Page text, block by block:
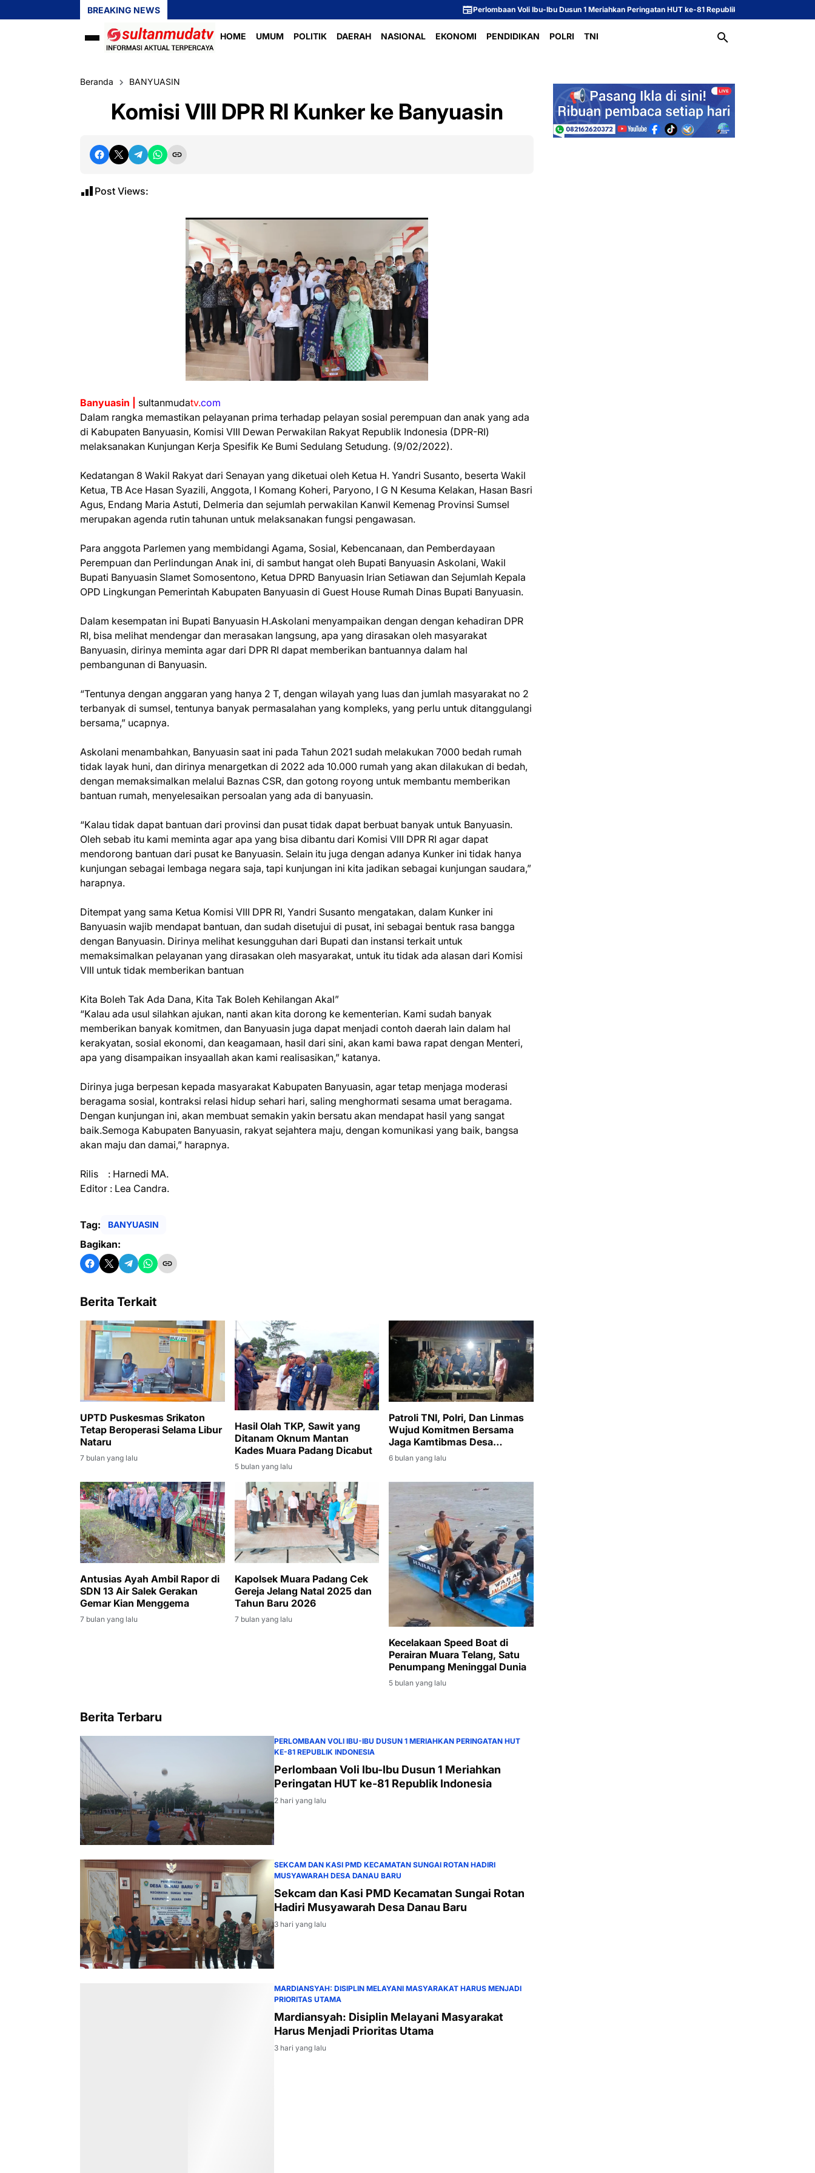
BREAKING NEWS Perlombaan Voli Ibu-Ibu Dusun 1 Meriahkan Peringatan HUT ke-81 Republik Indonesia Sekcam dan Kasi PMD
HOME UMUM POLITIK DAERAH NASIONAL EKONOMI PENDIDIKAN POLRI TNI
Beranda BANYUASIN
Komisi VIII DPR RI Kunker ke Banyuasin
Post Views:
Banyuasin | sultanmudatv.com
Dalam rangka memastikan pelayanan prima terhadap pelayan sosial perempuan dan anak yang ada
di Kabupaten Banyuasin, Komisi VIII Dewan Perwakilan Rakyat Republik Indonesia (DPR-RI)
melaksanakan Kunjungan Kerja Spesifik Ke Bumi Sedulang Setudung. (9/02/2022).
Kedatangan 8 Wakil Rakyat dari Senayan yang diketuai oleh Ketua H. Yandri Susanto, beserta Wakil
Ketua, TB Ace Hasan Syazili, Anggota, I Komang Koheri, Paryono, I G N Kesuma Kelakan, Hasan Basri
Agus, Endang Maria Astuti, Delmeria dan sejumlah perwakilan Kanwil Kemenag Provinsi Sumsel
merupakan agenda rutin tahunan untuk melaksanakan fungsi pengawasan.
Para anggota Parlemen yang membidangi Agama, Sosial, Kebencanaan, dan Pemberdayaan
Perempuan dan Perlindungan Anak ini, di sambut hangat oleh Bupati Banyuasin Askolani, Wakil
Bupati Banyuasin Slamet Somosentono, Ketua DPRD Banyuasin Irian Setiawan dan Sejumlah Kepala
OPD Lingkungan Pemerintah Kabupaten Banyuasin di Guest House Rumah Dinas Bupati Banyuasin.
Dalam kesempatan ini Bupati Banyuasin H.Askolani menyampaikan dengan dengan kehadiran DPR
RI, bisa melihat mendengar dan merasakan langsung, apa yang dirasakan oleh masyarakat
Banyuasin, dirinya meminta agar dari DPR RI dapat memberikan bantuannya dalam hal
pembangunan di Banyuasin.
“Tentunya dengan anggaran yang hanya 2 T, dengan wilayah yang luas dan jumlah masyarakat no 2
terbanyak di sumsel, tentunya banyak permasalahan yang kompleks, yang perlu untuk ditanggulangi
bersama,” ucapnya.
Askolani menambahkan, Banyuasin saat ini pada Tahun 2021 sudah melakukan 7000 bedah rumah
tidak layak huni, dan dirinya menargetkan di 2022 ada 10.000 rumah yang akan dilakukan di bedah,
dengan memaksimalkan melalui Baznas CSR, dan gotong royong untuk membantu memberikan
bantuan rumah, menyelesaikan persoalan yang ada di banyuasin.
“Kalau tidak dapat bantuan dari provinsi dan pusat tidak dapat berbuat banyak untuk Banyuasin.
Oleh sebab itu kami meminta agar apa yang bisa dibantu dari Komisi VIII DPR RI agar dapat
mendorong bantuan dari pusat ke Banyuasin. Selain itu juga dengan adanya Kunker ini tidak hanya
kunjungan sebagai lembaga negara saja, tapi kunjungan ini kita jadikan sebagai kunjungan saudara,”
harapnya.
Ditempat yang sama Ketua Komisi VIII DPR RI, Yandri Susanto mengatakan, dalam Kunker ini
Banyuasin wajib mendapat bantuan, dan sudah disetujui di pusat, ini sebagai bentuk rasa bangga
dengan Banyuasin. Dirinya melihat kesungguhan dari Bupati dan instansi terkait untuk
memaksimalkan pelayanan yang dirasakan oleh masyarakat, untuk itu tidak ada alasan dari Komisi
VIII untuk tidak memberikan bantuan
Kita Boleh Tak Ada Dana, Kita Tak Boleh Kehilangan Akal”
“Kalau ada usul silahkan ajukan, nanti akan kita dorong ke kementerian. Kami sudah banyak
memberikan banyak komitmen, dan Banyuasin juga dapat menjadi contoh daerah lain dalam hal
kerakyatan, sosial ekonomi, dan keagamaan, hasil dari sini, akan kami bawa rapat dengan Menteri,
apa yang disampaikan insyaallah akan kami realisasikan,” katanya.
Dirinya juga berpesan kepada masyarakat Kabupaten Banyuasin, agar tetap menjaga moderasi
beragama sosial, kontraksi relasi hidup sehari hari, saling menghormati sesama umat beragama.
Dengan kunjungan ini, akan membuat semakin yakin bersatu akan mendapat hasil yang sangat
baik.Semoga Kabupaten Banyuasin, rakyat sejahtera maju, dengan komunikasi yang baik, bangsa
akan maju dan damai,” harapnya.
Rilis : Harnedi MA.
Editor : Lea Candra.
Tag: BANYUASIN
Bagikan:
Berita Terkait
UPTD Puskesmas Srikaton
Tetap Beroperasi Selama Libur
Nataru
7 bulan yang lalu
Hasil Olah TKP, Sawit yang
Ditanam Oknum Mantan
Kades Muara Padang Dicabut
5 bulan yang lalu
Patroli TNI, Polri, Dan Linmas
Wujud Komitmen Bersama
Jaga Kamtibmas Desa
Bintaran
6 bulan yang lalu
Antusias Ayah Ambil Rapor di
SDN 13 Air Salek Gerakan
Gemar Kian Menggema
7 bulan yang lalu
Kapolsek Muara Padang Cek
Gereja Jelang Natal 2025 dan
Tahun Baru 2026
7 bulan yang lalu
Kecelakaan Speed Boat di
Perairan Muara Telang, Satu
Penumpang Meninggal Dunia
5 bulan yang lalu
Berita Terbaru
PERLOMBAAN VOLI IBU-IBU DUSUN 1 MERIAHKAN PERINGATAN HUT
KE-81 REPUBLIK INDONESIA
Perlombaan Voli Ibu-Ibu Dusun 1 Meriahkan
Peringatan HUT ke-81 Republik Indonesia
2 hari yang lalu
SEKCAM DAN KASI PMD KECAMATAN SUNGAI ROTAN HADIRI
MUSYAWARAH DESA DANAU BARU
Sekcam dan Kasi PMD Kecamatan Sungai Rotan
Hadiri Musyawarah Desa Danau Baru
3 hari yang lalu
MARDIANSYAH: DISIPLIN MELAYANI MASYARAKAT HARUS MENJADI
PRIORITAS UTAMA
Mardiansyah: Disiplin Melayani Masyarakat
Harus Menjadi Prioritas Utama
3 hari yang lalu